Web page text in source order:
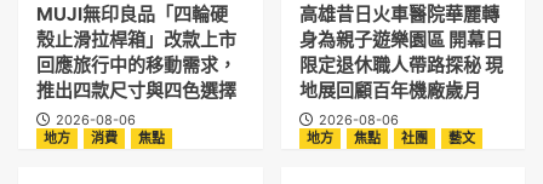
MUJI無印良品「四輪硬
殼止滑拉桿箱」改款上市
回應旅行中的移動需求，
推出四款尺寸與四色選擇
2026-08-06
高雄昔日火車醫院華麗轉
身為親子遊樂園區 開幕日
限定退休職人帶路探秘 現
地展回顧百年機廠歲月
2026-08-06
地方
消費 焦點 地方 焦點 社團 藝文